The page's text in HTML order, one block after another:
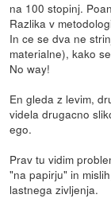
na 100 stopinj.
Razlika v
In ce se dva ne
materialne), kako
No way!
En gleda z levim,
videla drugacno
ego.
Prav tu vidim
"na papirju" in
lastnega zivljenja.